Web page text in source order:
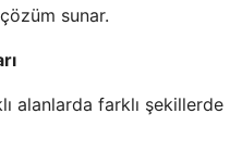
sunar.
alanlarda farklı şekillerde